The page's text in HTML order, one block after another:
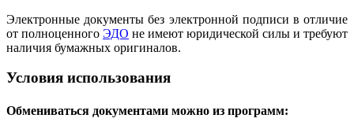
Электронные документы без электронной подписи в отличие
от полноценного ЭДО не имеют юридической силы и требуют
наличия бумажных оригиналов.
Условия использования
Обмениваться документами можно из программ: